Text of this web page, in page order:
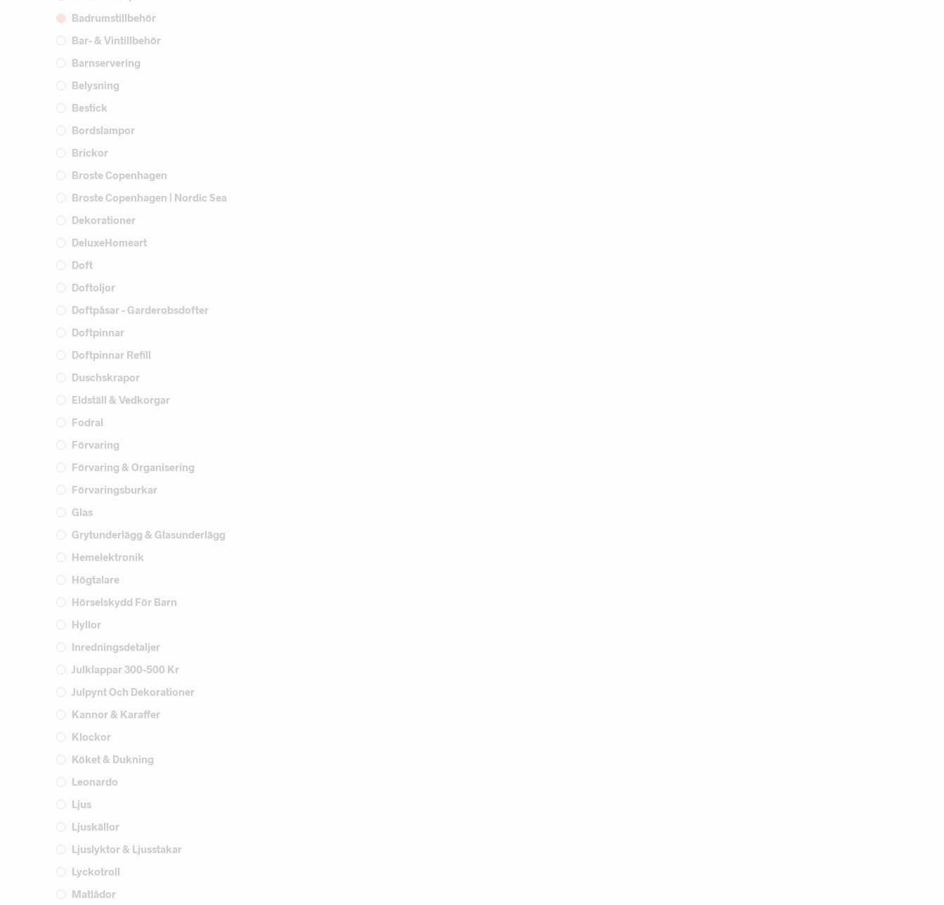
Badrumstillbehör
Bar- & Vintillbehör
Barnservering
Belysning
Bestick
Bordslampor
Brickor
Broste Copenhagen
Broste Copenhagen | Nordic Sea
Dekorationer
DeluxeHomeart
Doft
Doftoljor
Doftpåsar - Garderobsdofter
Doftpinnar
Doftpinnar Refill
Duschskrapor
Eldställ & Vedkorgar
Fodral
Förvaring
Förvaring & Organisering
Förvaringsburkar
Glas
Grytunderlägg & Glasunderlägg
Hemelektronik
Högtalare
Hörselskydd För Barn
Hyllor
Inredningsdetaljer
Julklappar 300-500 Kr
Julpynt Och Dekorationer
Kannor & Karaffer
Klockor
Köket & Dukning
Leonardo
Ljus
Ljuskällor
Ljuslyktor & Ljusstakar
Lyckotroll
Matlådor